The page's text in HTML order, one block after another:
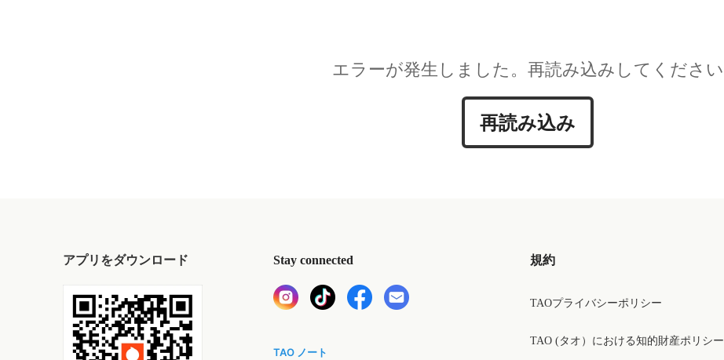
エラーが発生しました。再読み込みしてください
再読み込み
アプリをダウンロード Stay connected
TAO ノート
規約
TAOプライバシーポリシー
TAO (タオ）における知的財産ポリシー